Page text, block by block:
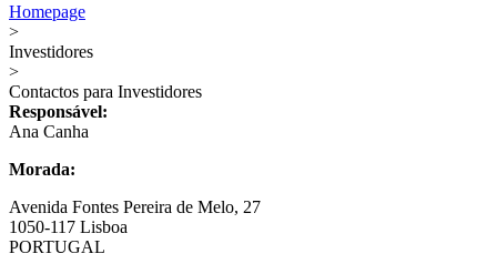
Homepage
>
Investidores
>
Contactos para Investidores
Responsável:
Ana Canha
Morada:
Avenida Fontes Pereira de Melo, 27
1050-117 Lisboa
PORTUGAL